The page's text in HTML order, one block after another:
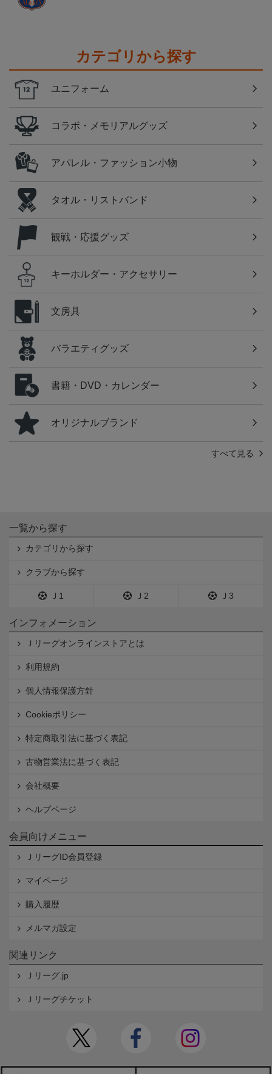
カテゴリから探す
ユニフォーム
コラボ・メモリアルグッズ
アパレル・ファッション小物
タオル・リストバンド
観戦・応援グッズ
キーホルダー・アクセサリー
文房具
バラエティグッズ
書籍・DVD・カレンダー
オリジナルブランド
すべて見る
一覧から探す
カテゴリから探す
クラブから探す
Ｊ1 Ｊ2 Ｊ3
インフォメーション
Ｊリーグオンラインストアとは
利用規約
個人情報保護方針
Cookieポリシー
特定商取引法に基づく表記
古物営業法に基づく表記
会社概要
ヘルプページ
会員向けメニュー
ＪリーグID会員登録
マイページ
購入履歴
メルマガ設定
関連リンク
Ｊリーグ.jp
Ｊリーグチケット